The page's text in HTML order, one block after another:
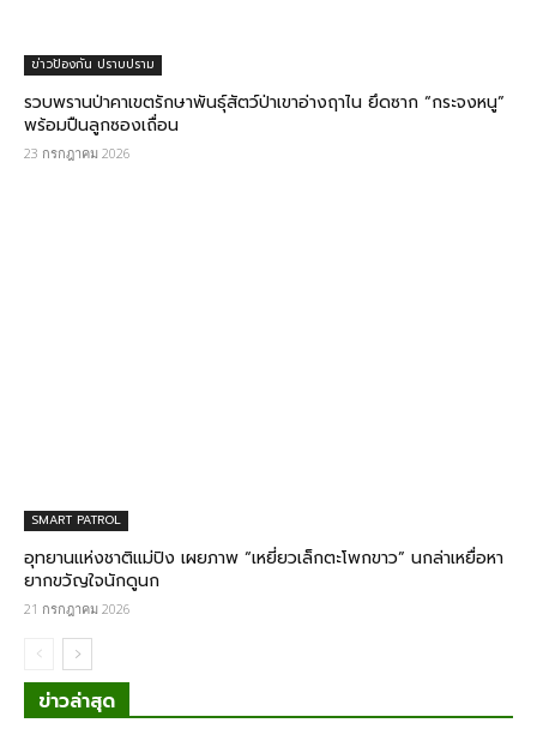
ข่าวป้องกัน ปราบปราม
รวบพรานป่าคาเขตรักษาพันธุ์สัตว์ป่าเขาอ่างฤาไน ยึดซาก “กระจงหนู”
พร้อมปืนลูกซองเถื่อน
23 กรกฎาคม 2026
SMART PATROL
อุทยานแห่งชาติแม่ปิง เผยภาพ “เหยี่ยวเล็กตะโพกขาว” นกล่าเหยื่อหา
ยากขวัญใจนักดูนก
21 กรกฎาคม 2026
ข่าวล่าสุด